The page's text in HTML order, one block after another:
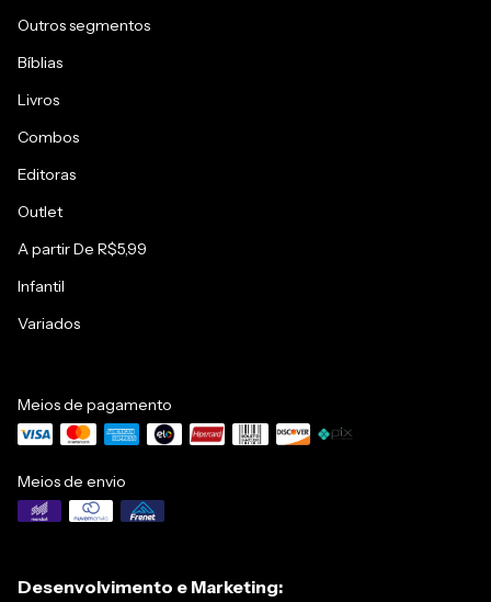
Outros segmentos
Bíblias
Livros
Combos
Editoras
Outlet
A partir De R$5,99
Infantil
Variados
Meios de pagamento
Meios de envio
Desenvolvimento e Marketing: